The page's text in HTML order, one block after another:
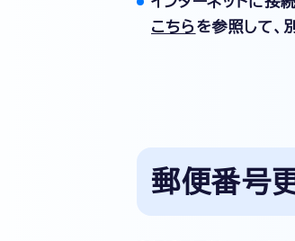
こちらを参照して、
郵便番号